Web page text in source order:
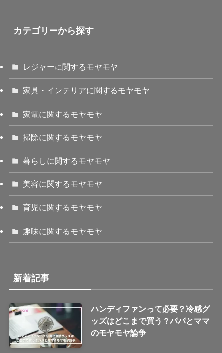
カテゴリーから探す
レジャーに関するモヤモヤ
家具・インテリアに関するモヤモヤ
家電に関するモヤモヤ
掃除に関するモヤモヤ
暮らしに関するモヤモヤ
美容に関するモヤモヤ
育児に関するモヤモヤ
趣味に関するモヤモヤ
新着記事
ハンディファンって必要？冷感グ
ッズはどこまで買う？パパとママ
のモヤモヤ論争